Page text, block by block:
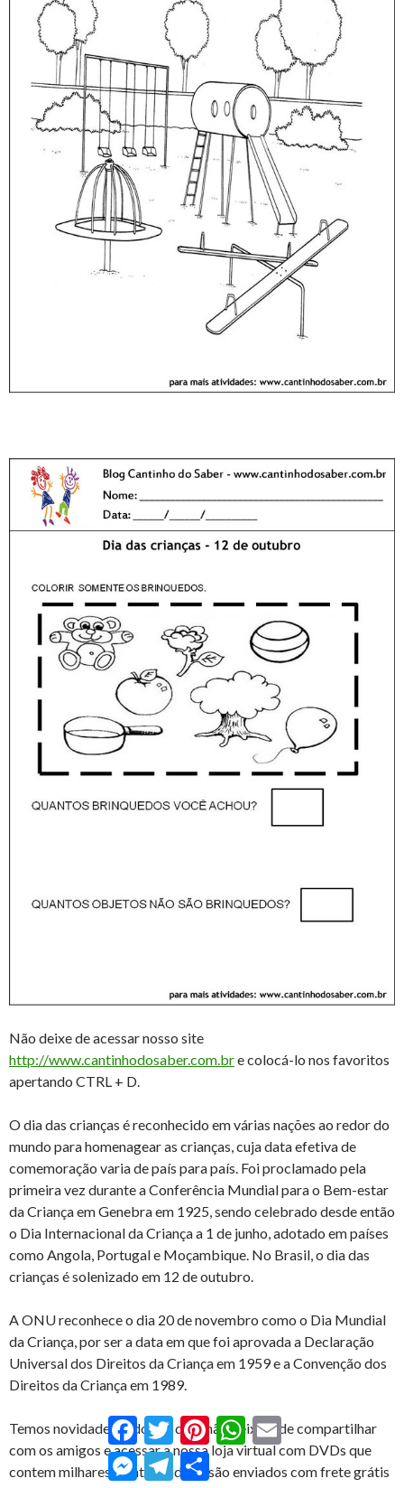
Não deixe de acessar nosso site
http://www.cantinhodosaber.com.bre colocá-lo nos favoritos
apertando CTRL + D.
O dia das crianças é reconhecido em várias nações ao redor do
mundo para homenagear as crianças, cuja data efetiva de
comemoração varia de país para país. Foi proclamado pela
primeira vez durante a Conferência Mundial para o Bem-estar
da Criança em Genebra em 1925, sendo celebrado desde então
o Dia Internacional da Criança a 1 de junho, adotado em países
como Angola, Portugal e Moçambique. No Brasil, o dia das
crianças é solenizado em 12 de outubro.
A ONU reconhece o dia 20 de novembro como o Dia Mundial
da Criança, por ser a data em que foi aprovada a Declaração
Universal dos Direitos da Criança em 1959 e a Convenção dos
Direitos da Criança em 1989.
Temos novidades todos os dias, não deixem de compartilhar
com os amigos e acessar a nossa loja virtual com DVDs que
contem milhares de atividades e são enviados com frete grátis
Facebook
TwitterPinterestWhatsApp
Email
MessengerTelegramCompartilhar